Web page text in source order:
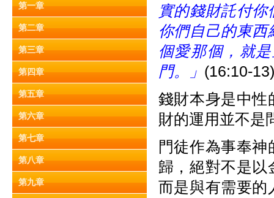
第一章
第二章
第三章
第四章
第五章
第六章
第七章
第八章
第九章
實的錢財託付
你們自己的東
個愛那個，就
門。」 (16:10-13)
錢財本身是中性
財的運用並不是
門徒作為事奉
歸，絕對不是以
而是與有需要的